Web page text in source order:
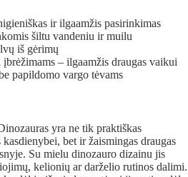
ir ilgaamžis pasirinkimas
šiltu vandeniu ir muilu
iš gėrimų
– ilgaamžis draugas vaikui
papildomo vargo tėvams
yra ne tik praktiškas
bet ir žaismingas draugas
Su mielu dinozauro dizainu jis
kelionių ar darželio rutinos dalimi.